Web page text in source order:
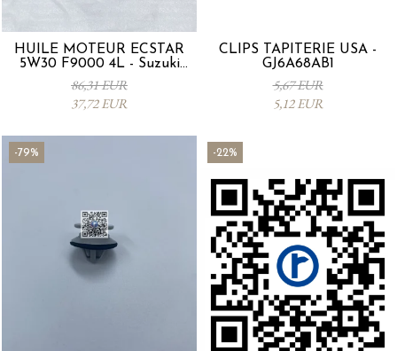
HUILE MOTEUR ECSTAR
5W30 F9000 4L - Suzuki
990R0-21E72-004
86,31 EUR
37,72 EUR
CLIPS TAPITERIE USA -
GJ6A68AB1
5,67 EUR
5,12 EUR
-79% -22%